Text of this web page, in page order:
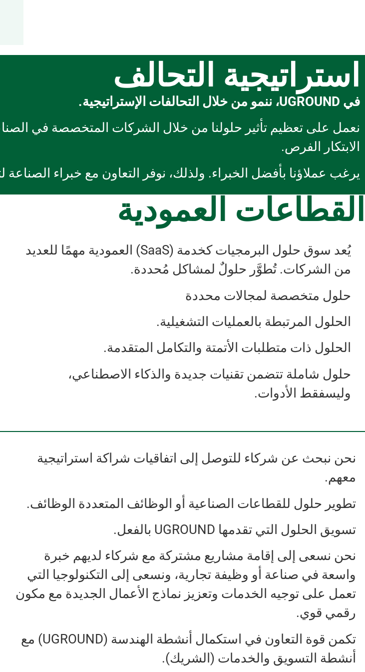
استراتيجية التحالف
في UGROUND، ننمو من خلال التحالفات الإستراتيجية.
نعمل على تعظيم تأثير حلولنا من خلال الشركات المتخصصة في
الابتكار الفرص.
يرغب عملاؤنا بأفضل الخبراء. ولذلك، نوفر التعاون مع خبراء الصناعة
القطاعات العمودية
يُعد سوق حلول البرمجيات كخدمة (SaaS) العمودية مهمًا للعديد
من الشركات. تُطوَّر حلولٌ لمشاكل مُحددة.
حلول متخصصة لمجالات محددة
الحلول المرتبطة بالعمليات التشغيلية.
الحلول ذات متطلبات الأتمتة والتكامل المتقدمة.
حلول شاملة تتضمن تقنيات جديدة والذكاء الاصطناعي،
وليسفقط الأدوات.
نحن نبحث عن شركاء للتوصل إلى اتفاقيات شراكة استراتيجية
معهم.
تطوير حلول للقطاعات الصناعية أو الوظائف المتعددة الوظائف.
تسويق الحلول التي تقدمها UGROUND بالفعل.
نحن نسعى إلى إقامة مشاريع مشتركة مع شركاء لديهم خبرة
واسعة في صناعة أو وظيفة تجارية، ونسعى إلى التكنولوجيا التي
تعمل على توجيه الخدمات وتعزيز نماذج الأعمال الجديدة مع مكون
رقمي قوي.
تكمن قوة التعاون في استكمال أنشطة الهندسة (UGROUND) مع
أنشطة التسويق والخدمات (الشريك).